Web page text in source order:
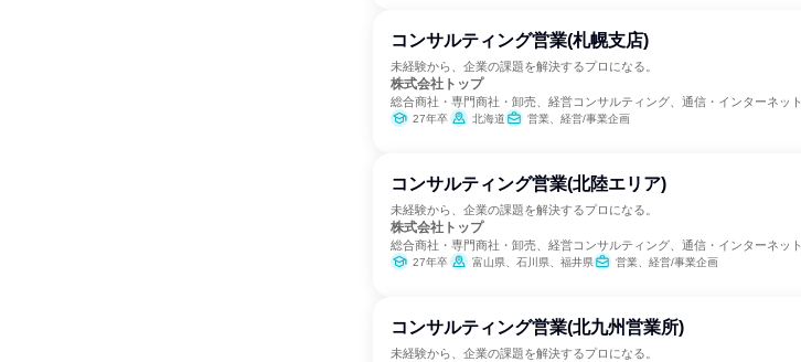
コンサルティング営業(札幌支店)
未経験から、企業の課題を解決するプロになる。
株式会社トップ
総合商社・専門商社・卸売、経営コンサルティング、通信・インターネット
27年卒 北海道 営業、経営/事業企画
コンサルティング営業(北陸エリア)
未経験から、企業の課題を解決するプロになる。
株式会社トップ
総合商社・専門商社・卸売、経営コンサルティング、通信・インターネット
27年卒 富山県、石川県、福井県 営業、経営/事業企画
コンサルティング営業(北九州営業所)
未経験から、企業の課題を解決するプロになる。